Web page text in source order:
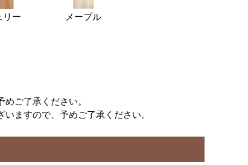
リー メープル
ご了承ください。
ますので、予めご了承ください。